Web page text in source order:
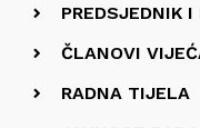
PREDSJEDNIK I
ČLANOVI
RADNA TIJELA